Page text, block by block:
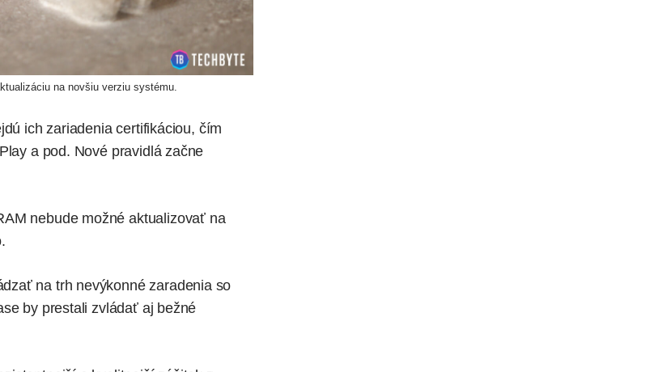
na novšiu verziu systému.
ich zariadenia certifikáciou, čím
a pod. Nové pravidlá začne
nebude možné aktualizovať na
na trh nevýkonné zaradenia so
by prestali zvládať aj bežné